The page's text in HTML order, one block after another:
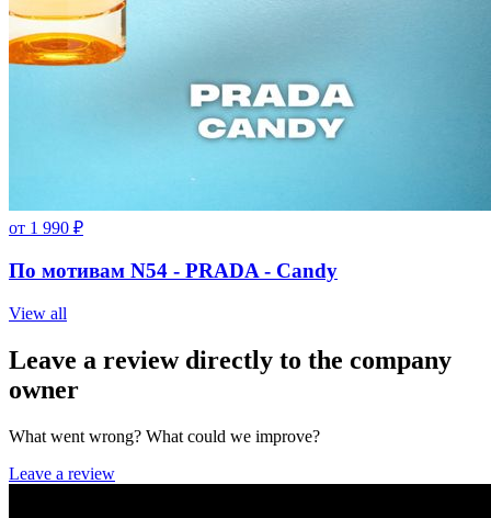
от 1 990 ₽
По мотивам N54 - PRADA - Candy
View all
Leave a review directly to the company
owner
What went wrong? What could we improve?
Leave a review